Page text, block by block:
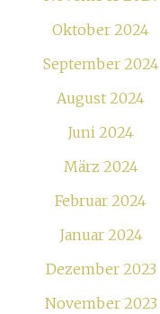
Oktober 2024
September 2024
August 2024
Juni 2024
März 2024
Februar 2024
Januar 2024
Dezember 2023
November 2023